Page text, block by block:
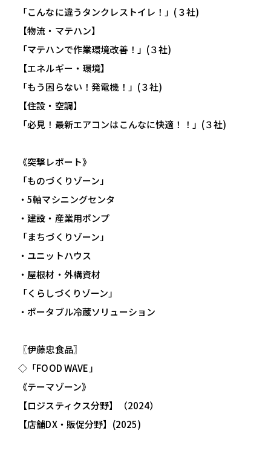
「こんなに違うタンクレストイレ！」(３社)
【物流・マテハン】
「マテハンで作業環境改善！」(３社)
【エネルギー・環境】
「もう困らない！発電機！」(３社)
【住設・空調】
「必見！最新エアコンはこんなに快適！！」(３社)
《突撃レポート》
「ものづくりゾーン」
・5軸マシニングセンタ
・建設・産業用ポンプ
「まちづくりゾーン」
・ユニットハウス
・屋根材・外構資材
「くらしづくりゾーン」
・ポータブル冷蔵ソリューション
〖伊藤忠食品〗
◇「FOOD WAVE」
《テーマゾーン》
【ロジスティクス分野】（2024）
【店舗DX・販促分野】(2025)